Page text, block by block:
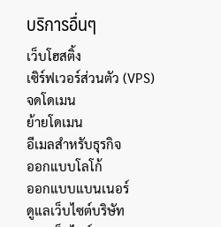
บริการอื่นๆ
เว็บโฮสติ้ง
เซิร์ฟเวอร์ส่วนตัว (VPS)
จดโดเมน
ย้ายโดเมน
อีเมลสำหรับธุรกิจ
ออกแบบโลโก้
ออกแบบแบนเนอร์
ดูแลเว็บไซต์บริษัท